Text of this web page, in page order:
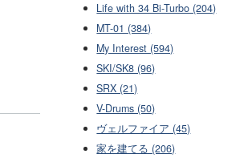
Life with 34 Bi-Turbo (204)
MT-01 (384)
My Interest (594)
SKI/SK8 (96)
SRX (21)
V-Drums (50)
ヴェルファイア (45)
家を建てる (206)